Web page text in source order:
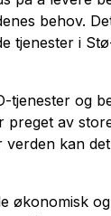
behov.
tjenester i
tjenester og
preget av
verden kan
økonomisk